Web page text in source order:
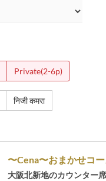
Private(2-6p)
निजी कमरा
〜Cena〜おまかせコ
大阪北新地のカウンター